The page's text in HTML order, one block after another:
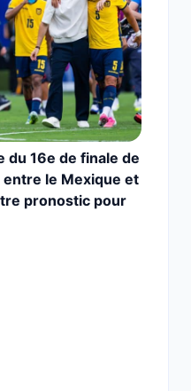
du 16e de finale de
le Mexique et
pronostic pour